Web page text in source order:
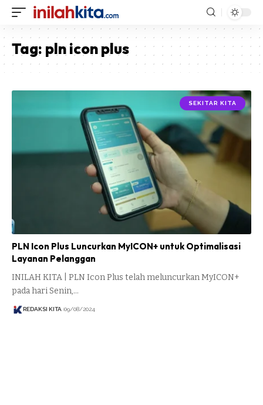
Tag: pln icon plus
SEKITAR KITA
PLN Icon Plus Luncurkan MyICON+ untuk Optimalisasi
Layanan Pelanggan
INILAH KITA | PLN Icon Plus telah meluncurkan MyICON+
pada hari Senin,…
REDAKSI KITA 09/08/2024